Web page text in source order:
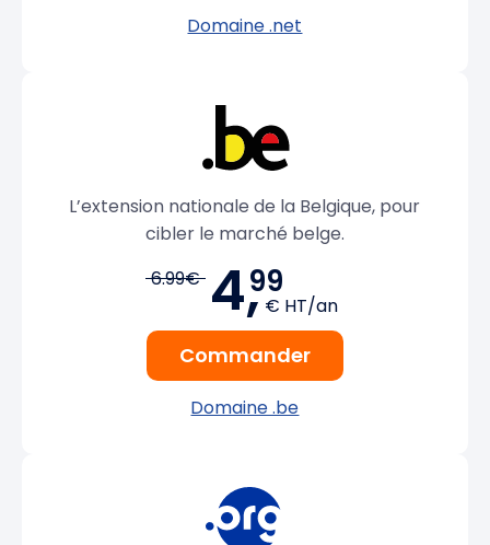
Domaine .net
L’extension nationale de la Belgique, pour
cibler le marché belge.
6.99€ 4,99
€ HT/an
Commander
Domaine .be